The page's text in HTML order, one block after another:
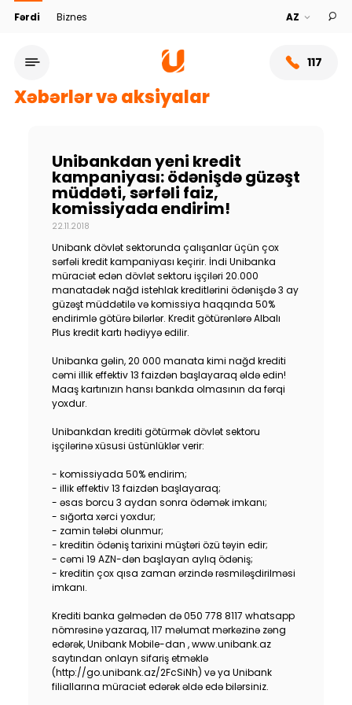
Fərdi Biznes
117
Xidmət şəbəkəsi
Bank haqqında
Dayanıqlılıq
Tariflər
İnsan Resursları
Əlaqə və təkliflər
F.A.Q
Xəbərlər və aksiyalar
Unibankdan yeni kredit
kampaniyası: ödənişdə güzəşt
müddəti, sərfəli faiz,
komissiyada endirim!
22.11.2018
Unibank dövlət sektorunda çalışanlar üçün çox
sərfəli kredit kampaniyası keçirir. İndi Unibanka
müraciət edən dövlət sektoru işçiləri 20.000
manatadək nağd istehlak kreditlərini ödənişdə 3 ay
güzəşt müddətilə və komissiya haqqında 50%
endirimlə götürə bilərlər. Kredit götürənlərə Albalı
Plus kredit kartı hədiyyə edilir.
Unibanka gəlin, 20 000 manata kimi nağd krediti
cəmi illik effektiv 13 faizdən başlayaraq əldə edin!
Maaş kartınızın hansı bankda olmasının da fərqi
yoxdur.
Unibankdan krediti götürmək dövlət sektoru
işçilərinə xüsusi üstünlüklər verir:
- komissiyada 50% endirim;
- illik effektiv 13 faizdən başlayaraq;
- əsas borcu 3 aydan sonra ödəmək imkanı;
- sığorta xərci yoxdur;
- zamin tələbi olunmur;
- kreditin ödəniş tarixini müştəri özü təyin edir;
- cəmi 19 AZN-dən başlayan aylıq ödəniş;
- kreditin çox qısa zaman ərzində rəsmiləşdirilməsi
imkanı.
Krediti banka gəlmədən də 050 778 8117 whatsapp
nömrəsinə yazaraq, 117 məlumat mərkəzinə zəng
edərək, Unibank Mobile-dan , www.unibank.az
saytından onlayn sifariş etməklə
(http://go.unibank.az/2FcSiNh) və ya Unibank
filiallarına müraciət edərək əldə edə bilərsiniz.